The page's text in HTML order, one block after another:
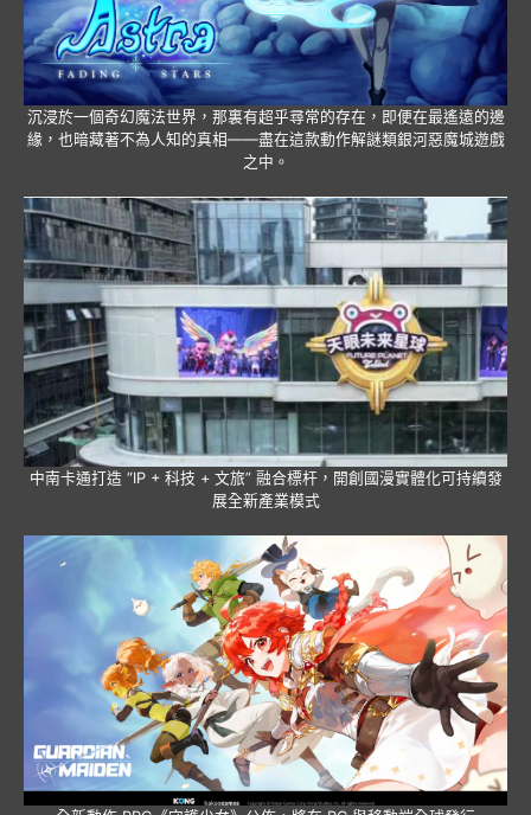
沉浸於一個奇幻魔法世界，那裏有超乎尋常的存在，即便在最遙遠的邊
緣，也暗藏著不為人知的真相——盡在這款動作解謎類銀河惡魔城遊戲
之中。
中南卡通打造 “IP + 科技 + 文旅” 融合標杆，開創國漫實體化可持續發
展全新產業模式